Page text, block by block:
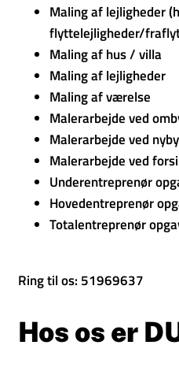
Maling af lejligheder
flyttelejligheder/
Maling af hus / villa
Maling af lejligheder
Maling af værelse
Malerarbejde ved
Malerarbejde ved
Malerarbejde ved
Underentreprenør
Hovedentreprenør
Totalentreprenør
Ring til os: 51969637
Hos os er